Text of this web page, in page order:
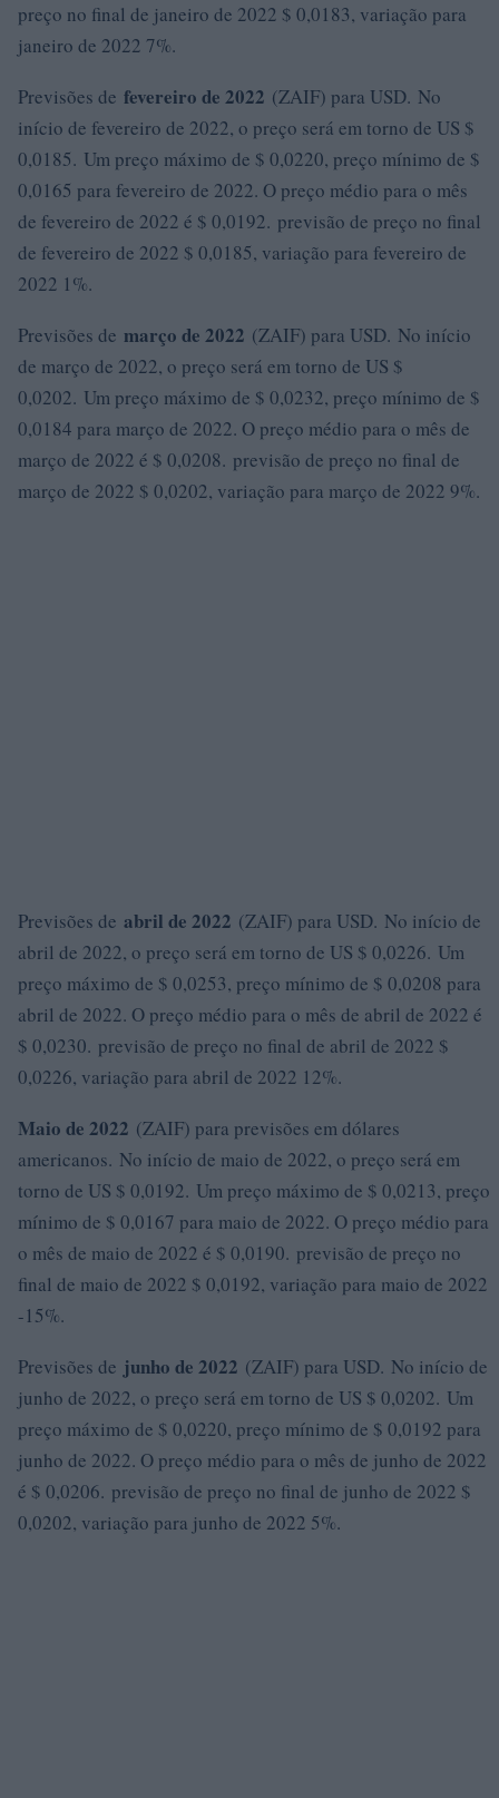
preço no final de janeiro de 2022 $ 0,0183, variação para
janeiro de 2022 7%.
Previsões de fevereiro de 2022 (ZAIF) para USD. No
início de fevereiro de 2022, o preço será em torno de US $
0,0185. Um preço máximo de $ 0,0220, preço mínimo de $
0,0165 para fevereiro de 2022. O preço médio para o mês
de fevereiro de 2022 é $ 0,0192. previsão de preço no final
de fevereiro de 2022 $ 0,0185, variação para fevereiro de
2022 1%.
Previsões de março de 2022 (ZAIF) para USD. No início
de março de 2022, o preço será em torno de US $
0,0202. Um preço máximo de $ 0,0232, preço mínimo de $
0,0184 para março de 2022. O preço médio para o mês de
março de 2022 é $ 0,0208. previsão de preço no final de
março de 2022 $ 0,0202, variação para março de 2022 9%.
Previsões de abril de 2022 (ZAIF) para USD. No início de
abril de 2022, o preço será em torno de US $ 0,0226. Um
preço máximo de $ 0,0253, preço mínimo de $ 0,0208 para
abril de 2022. O preço médio para o mês de abril de 2022 é
$ 0,0230. previsão de preço no final de abril de 2022 $
0,0226, variação para abril de 2022 12%.
Maio de 2022 (ZAIF) para previsões em dólares
americanos. No início de maio de 2022, o preço será em
torno de US $ 0,0192. Um preço máximo de $ 0,0213, preço
mínimo de $ 0,0167 para maio de 2022. O preço médio para
o mês de maio de 2022 é $ 0,0190. previsão de preço no
final de maio de 2022 $ 0,0192, variação para maio de 2022
-15%.
Previsões de junho de 2022 (ZAIF) para USD. No início de
junho de 2022, o preço será em torno de US $ 0,0202. Um
preço máximo de $ 0,0220, preço mínimo de $ 0,0192 para
junho de 2022. O preço médio para o mês de junho de 2022
é $ 0,0206. previsão de preço no final de junho de 2022 $
0,0202, variação para junho de 2022 5%.